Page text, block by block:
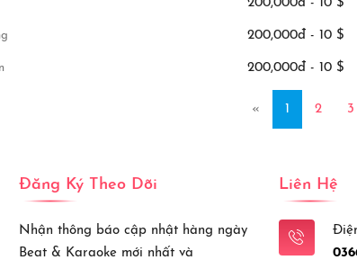
200,000đ - 10 $
200,000đ - 10 $
200,000đ - 10 $
« 1 2 3
Đăng Ký Theo Dõi
Nhận thông báo cập nhật hàng ngày
Beat & Karaoke mới nhất và
Liên Hệ